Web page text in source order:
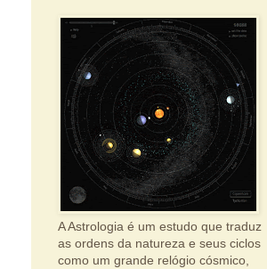
A Astrologia é um estudo que traduz
as ordens da natureza e seus ciclos
como um grande relógio cósmico,